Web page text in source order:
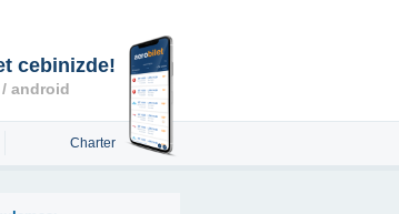
Charter
cebinizde!
android